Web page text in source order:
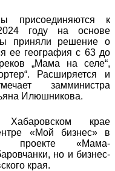
присоединяются к
году на основе
приняли решение о
ее география с 63 до
„Мама на селе“,
Расширяется и
замминистра
Илюшникова.
Хабаровском крае
«Мой бизнес» в
проекте «Мама-
но и бизнес-
края.